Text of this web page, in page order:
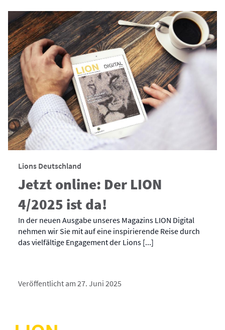
Lions Deutschland
Jetzt online: Der LION
4/2025 ist da!
In der neuen Ausgabe unseres Magazins LION Digital
nehmen wir Sie mit auf eine inspirierende Reise durch
das vielfältige Engagement der Lions [...]
Veröffentlicht am 27. Juni 2025